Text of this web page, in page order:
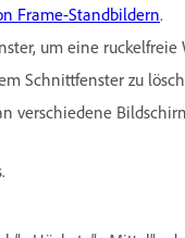
Frame-Standbildern.
um eine ruckelfreie
Schnittfenster zu
verschiedene